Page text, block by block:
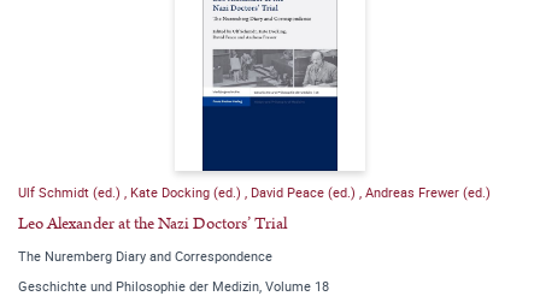
Ulf Schmidt (ed.) Kate Docking (ed.) David Peace (ed.) Andreas Frewer (ed.)
Leo Alexander at the Nazi Doctors’ Trial
The Nuremberg Diary and Correspondence
Geschichte und Philosophie der Medizin, Volume 18